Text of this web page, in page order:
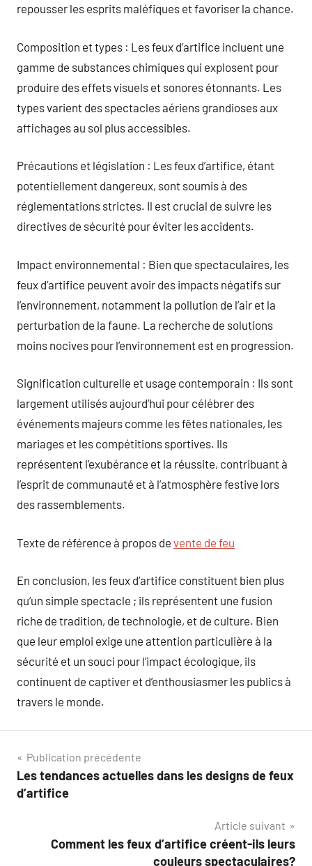
repousser les esprits maléfiques et favoriser la chance.
Composition et types : Les feux d’artifice incluent une
gamme de substances chimiques qui explosent pour
produire des effets visuels et sonores étonnants. Les
types varient des spectacles aériens grandioses aux
affichages au sol plus accessibles.
Précautions et législation : Les feux d’artifice, étant
potentiellement dangereux, sont soumis à des
réglementations strictes. Il est crucial de suivre les
directives de sécurité pour éviter les accidents.
Impact environnemental : Bien que spectaculaires, les
feux d’artifice peuvent avoir des impacts négatifs sur
l’environnement, notamment la pollution de l’air et la
perturbation de la faune. La recherche de solutions
moins nocives pour l’environnement est en progression.
Signification culturelle et usage contemporain : Ils sont
largement utilisés aujourd’hui pour célébrer des
événements majeurs comme les fêtes nationales, les
mariages et les compétitions sportives. Ils
représentent l’exubérance et la réussite, contribuant à
l’esprit de communauté et à l’atmosphère festive lors
des rassemblements.
Texte de référence à propos de vente de feu
En conclusion, les feux d’artifice constituent bien plus
qu’un simple spectacle ; ils représentent une fusion
riche de tradition, de technologie, et de culture. Bien
que leur emploi exige une attention particulière à la
sécurité et un souci pour l’impact écologique, ils
continuent de captiver et d’enthousiasmer les publics à
travers le monde.
Navigation
de
Publication précédente
Les tendances actuelles dans les designs de feux
d’artifice
Article suivant
Comment les feux d’artifice créent-ils leurs
couleurs spectaculaires?